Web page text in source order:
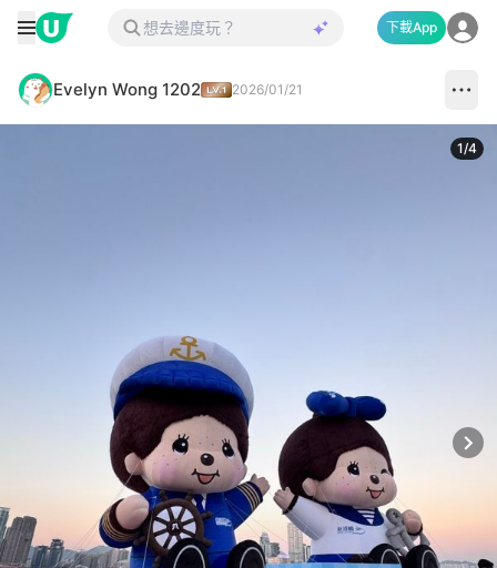
下載App
Evelyn Wong 1202 2026/01/21
1/4